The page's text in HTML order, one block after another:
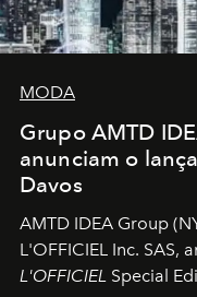
MODA
Grupo AMTD
anunciam o
Davos
AMTD IDEA Group
L'OFFICIEL Inc. SAS,
L'OFFICIEL Special